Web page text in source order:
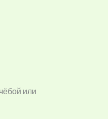
или